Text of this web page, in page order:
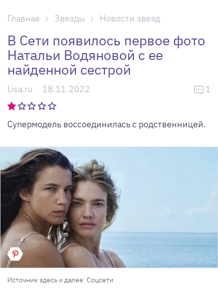
Главная Звезды Новости звезд
В Сети появилось первое фото
Натальи Водяновой с ее
найденной сестрой
Lisa.ru 18.11.2022 1
Супермодель воссоединилась с родственницей.
Источник здесь и далее: Соцсети